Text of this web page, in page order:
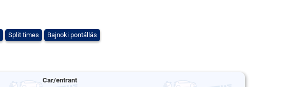
Split times Bajnoki pontállás
Car/entrant